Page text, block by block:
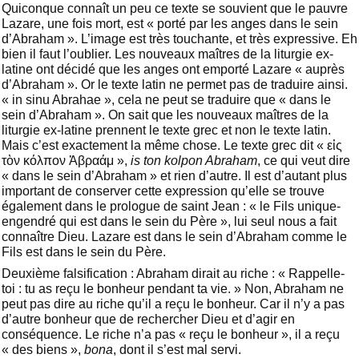
Quiconque connaît un peu ce texte se souvient que le pauvre
Lazare, une fois mort, est « porté par les anges dans le sein
d’Abraham ». L’image est très touchante, et très expressive. Eh
bien il faut l’oublier. Les nouveaux maîtres de la liturgie ex-
latine ont décidé que les anges ont emporté Lazare « auprès
d’Abraham ». Or le texte latin ne permet pas de traduire ainsi.
« in sinu Abrahae », cela ne peut se traduire que « dans le
sein d’Abraham ». On sait que les nouveaux maîtres de la
liturgie ex-latine prennent le texte grec et non le texte latin.
Mais c’est exactement la même chose. Le texte grec dit « εἰς
τὸν κόλπον Ἀβραάμ », is ton kolpon Abraham, ce qui veut dire
« dans le sein d’Abraham » et rien d’autre. Il est d’autant plus
important de conserver cette expression qu’elle se trouve
également dans le prologue de saint Jean : « le Fils unique-
engendré qui est dans le sein du Père », lui seul nous a fait
connaître Dieu. Lazare est dans le sein d’Abraham comme le
Fils est dans le sein du Père.
Deuxième falsification : Abraham dirait au riche : « Rappelle-
toi : tu as reçu le bonheur pendant ta vie. » Non, Abraham ne
peut pas dire au riche qu’il a reçu le bonheur. Car il n’y a pas
d’autre bonheur que de rechercher Dieu et d’agir en
conséquence. Le riche n’a pas « reçu le bonheur », il a reçu
« des biens », bona, dont il s’est mal servi.